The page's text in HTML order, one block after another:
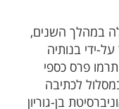
במהלך השנים,
ידי בנותיה
בשנת 2015, שאף תרמו פרס כספי
לכתיבה
בן-גוריון